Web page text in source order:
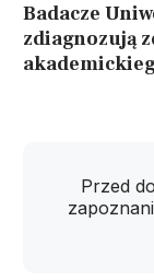
Badacze
zdiagnozują
Przed